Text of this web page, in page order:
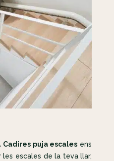
Cadires puja escales ens
escales de la teva llar,